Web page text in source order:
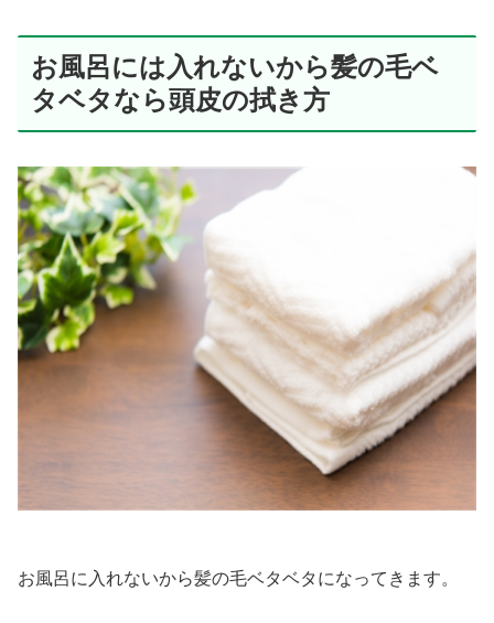
お風呂には入れないから髪の毛ベ
タベタなら頭皮の拭き方
お風呂に入れないから髪の毛ベタベタになってきます。